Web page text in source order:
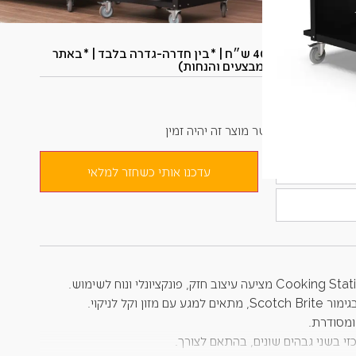
*משתתף במשלוח חינם (*ברכישה מעל 400 ש״ח​ | *בין חדרה-גדרה בלבד | *באתר
בלבד | *ללא כפל מבצעים והנחות)
אימייל כאשר מוצר זה יהיה זמין
עדכנו אותי כשחזר למלאי
בשני גבהים שונים, בהתאם לצורך.